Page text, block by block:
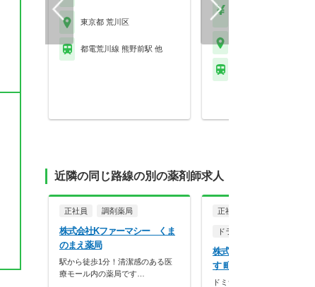
東京都 荒川区
都電荒川線 熊野前駅 他
近隣の同じ路線の別の薬剤師求人
正社員 調剤薬局
株式会社Kファーマシー くま
のまえ薬局
駅から徒歩1分！清潔感のある医
療モール内の薬局です…
正社員
ドラッグストア（調剤併設
株式会社ぱぱす どらっ
す 町屋店
ドミナント戦略による地域